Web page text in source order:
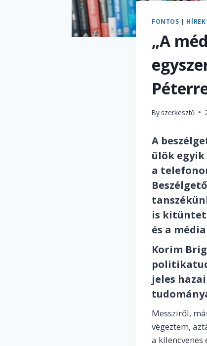
FONTOS | HÍREK
„A
By szerkesztő
A
ülök
a
is
és a
Korim
jeles
Messziről,
végeztem,
a